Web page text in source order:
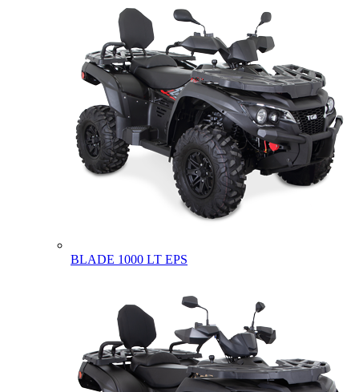
BLADE 1000 LT EPS